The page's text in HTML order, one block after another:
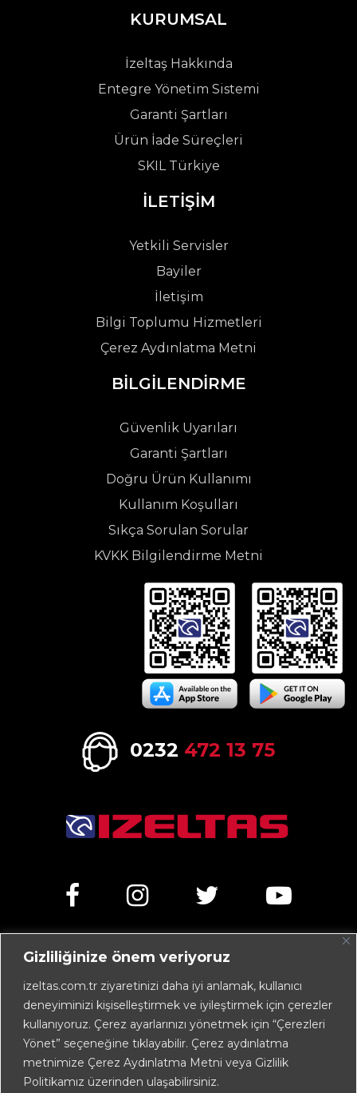
Gizliliğinize önem veriyoruz
izeltas.com.tr ziyaretinizi daha iyi anlamak, kullanıcı
deneyiminizi kişiselleştirmek ve iyileştirmek için çerezler
kullanıyoruz. Çerez ayarlarınızı yönetmek için “Çerezleri
Yönet” seçeneğine tıklayabilir. Çerez aydınlatma
metnimize Çerez Aydınlatma Metni veya Gizlilik
Politikamız üzerinden ulaşabilirsiniz.
KURUMSAL
İzeltaş Hakkında
Entegre Yönetim Sistemi
Garanti Şartları
Ürün İade Süreçleri
SKIL Türkiye
İLETİŞİM
Yetkili Servisler
Bayiler
İletişim
Bilgi Toplumu Hizmetleri
Çerez Aydınlatma Metni
BİLGİLENDİRME
Güvenlik Uyarıları
Garanti Şartları
Doğru Ürün Kullanımı
Kullanım Koşulları
Sıkça Sorulan Sorular
KVKK Bilgilendirme Metni
0232 472 13 75
TÜRKİYE
+90 232 472 13 75 (pbx)
+90 232 472 13 78
info@izeltas.com.tr